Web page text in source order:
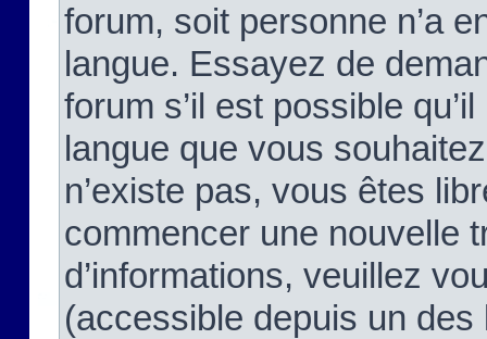
forum, soit personne n’a
langue. Essayez de
forum s’il est possible
langue que vous
n’existe pas, vous êtes
commencer une nouvelle
d’informations, veuillez
(accessible depuis un